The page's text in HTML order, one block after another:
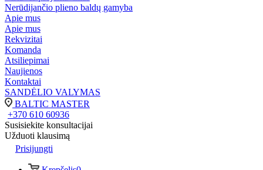
Nerūdijančio plieno baldų gamyba
Apie mus
Apie mus
Rekvizitai
Komanda
Atsiliepimai
Naujienos
Kontaktai
SANDĖLIO VALYMAS
BALTIC MASTER
+370 610 60936
Susisiekite konsultacijai
Užduoti klausimą
Prisijungti